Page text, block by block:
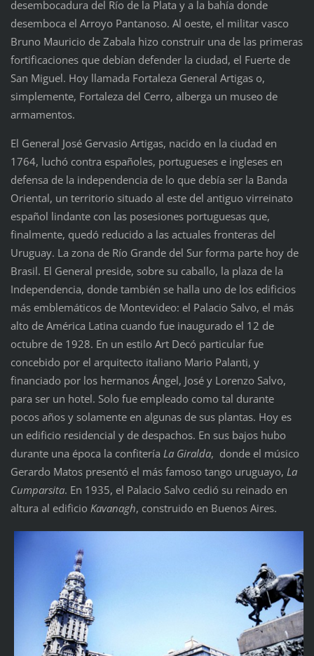
desembocadura del Río de la Plata y a la bahía donde
desemboca el Arroyo Pantanoso. Al oeste, el militar vasco
Bruno Mauricio de Zabala hizo construir una de las primeras
fortificaciones que debían defender la ciudad, el Fuerte de
San Miguel. Hoy llamada Fortaleza General Artigas o,
simplemente, Fortaleza del Cerro, alberga un museo de
armamentos.
El General José Gervasio Artigas, nacido en la ciudad en
1764, luchó contra españoles, portugueses e ingleses en
defensa de la independencia de lo que debía ser la Banda
Oriental, un territorio situado al este del antiguo virreinato
español lindante con las posesiones portuguesas que,
finalmente, quedó reducido a las actuales fronteras del
Uruguay. La zona de Río Grande del Sur forma parte hoy de
Brasil. El General preside, sobre su caballo, la plaza de la
Independencia, donde también se halla uno de los edificios
más emblemáticos de Montevideo: el Palacio Salvo, el más
alto de América Latina cuando fue inaugurado el 12 de
octubre de 1928. En un estilo Art Decó particular fue
concebido por el arquitecto italiano Mario Palanti, y
financiado por los hermanos Ángel, José y Lorenzo Salvo,
para ser un hotel. Solo fue empleado como tal durante
pocos años y solamente en algunas de sus plantas. Hoy es
un edificio residencial y de despachos. En sus bajos hubo
durante una época la confitería La Giralda, donde el músico
Gerardo Matos presentó el más famoso tango uruguayo, La
Cumparsita. En 1935, el Palacio Salvo cedió su reinado en
altura al edificio Kavanagh, construido en Buenos Aires.